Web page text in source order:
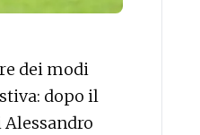
dei modi
dopo il